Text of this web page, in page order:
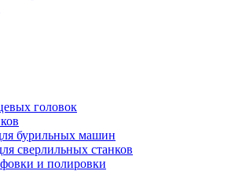
головок
бурильных машин
сверлильных станков
и полировки